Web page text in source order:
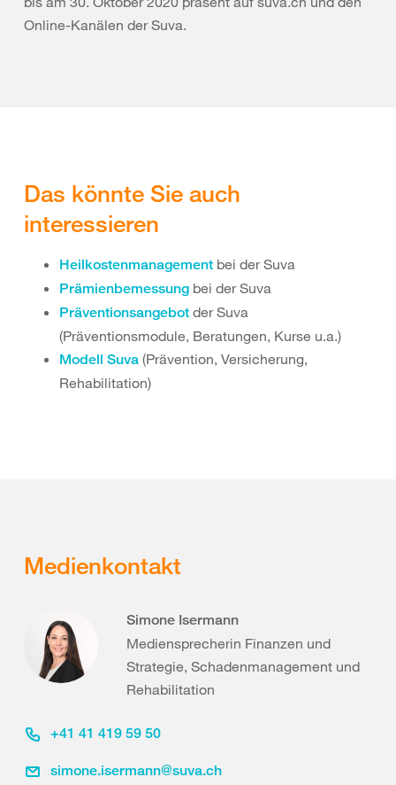
Online-Kanälen der Suva.
Das könnte Sie auch
interessieren
Heilkostenmanagement bei der Suva
Prämienbemessung bei der Suva
Präventionsangebot der Suva
(Präventionsmodule, Beratungen, Kurse u.a.)
Modell Suva (Prävention, Versicherung,
Rehabilitation)
Medienkontakt
Simone Isermann
Mediensprecherin Finanzen und
Strategie, Schadenmanagement und
Rehabilitation
+41 41 419 59 50
simone.isermann@suva.ch